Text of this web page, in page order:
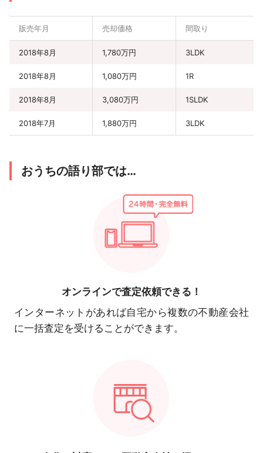
販売年月 売却価格 間取り
2018年8月 1,780万円 3LDK
2018年8月 1,080万円 1R
2018年8月 3,080万円 1SLDK
2018年7月 1,880万円 3LDK
おうちの語り部では…
オンラインで査定依頼できる！
インターネットがあれば自宅から複数の不動産会社
に一括査定を受けることができます。